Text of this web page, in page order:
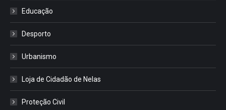
Educação
Desporto
Urbanismo
Loja de Cidadão de Nelas
Proteção Civil